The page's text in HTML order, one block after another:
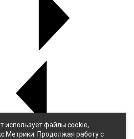
использует файлы cookie,
Продолжая работу с